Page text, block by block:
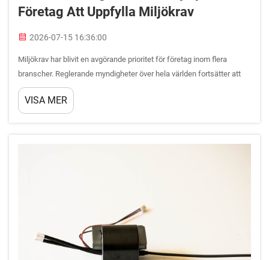
Företag Att Uppfylla Miljökrav
2026-07-15 16:36:00
Miljökrav har blivit en avgörande prioritet för företag inom flera
branscher. Reglerande myndigheter över hela världen fortsätter att
skärpa standarderna för luft- och vattenkvalitet, vilket kräver att
organisationer investerar i avancerade renningsteknologier.
VISA MER